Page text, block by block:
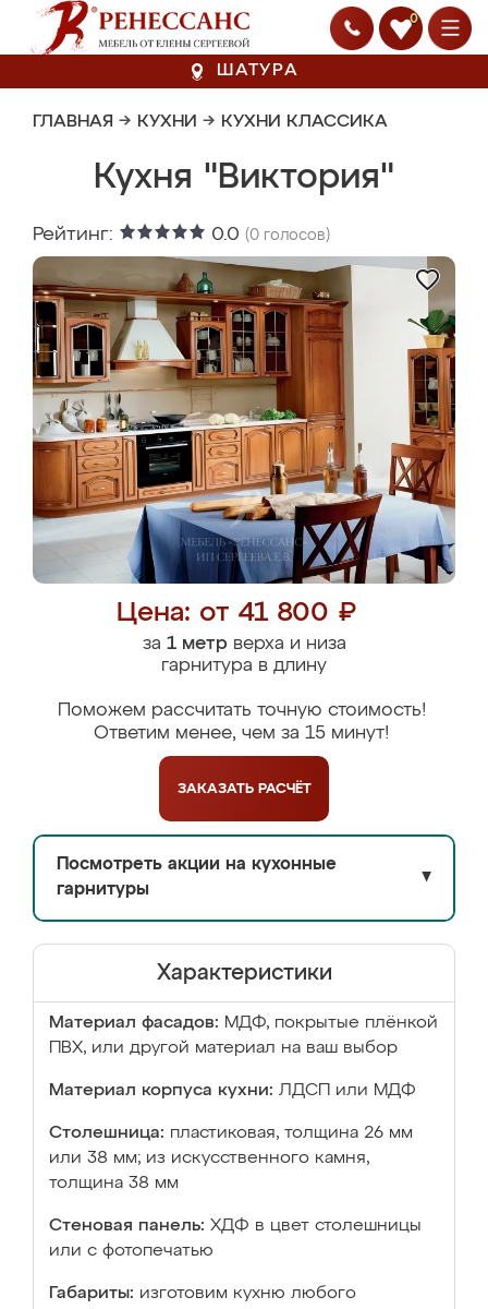
0
ШАТУРА
ГЛАВНАЯ → КУХНИ → КУХНИ КЛАССИКА
Кухня "Виктория"
Рейтинг: 0.0 (0 голосов)
Цена: от 41 800 ₽
за 1 метрверха и низа
гарнитура в длину
Поможем рассчитать точную стоимость!
Ответим менее, чем за 15 минут!
ЗАКАЗАТЬ РАСЧЁТ
Посмотреть акции на кухонные
гарнитуры
▼
Характеристики
Материал фасадов: МДФ, покрытые плёнкой
ПВХ, или другой материал на ваш выбор
Материал корпуса кухни: ЛДСП или МДФ
Столешница: пластиковая, толщина 26 мм
или 38 мм; из искусственного камня,
толщина 38 мм
Стеновая панель: ХДФ в цвет столешницы
или с фотопечатью
Габариты: изготовим кухню любого